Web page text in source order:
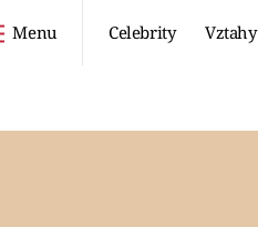
Menu Celebrity Vztahy